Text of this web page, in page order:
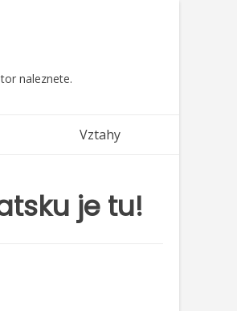
naleznete.
Vztahy
je tu!